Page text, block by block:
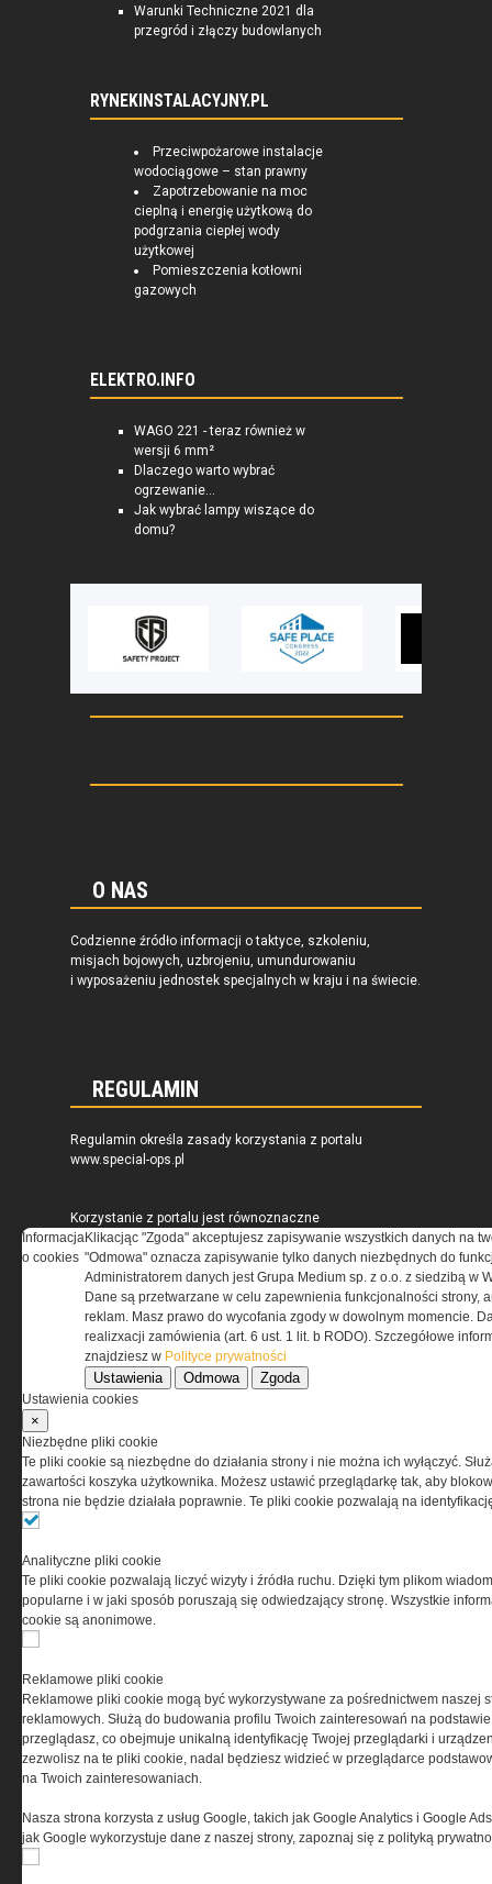
Warunki Techniczne 2021 dla
przegród i złączy budowlanych
RYNEKINSTALACYJNY.PL
Przeciwpożarowe instalacje
wodociągowe – stan prawny
Zapotrzebowanie na moc
cieplną i energię użytkową do
podgrzania ciepłej wody
użytkowej
Pomieszczenia kotłowni
gazowych
ELEKTRO.INFO
WAGO 221 - teraz również w
wersji 6 mm²
Dlaczego warto wybrać
ogrzewanie...
Jak wybrać lampy wiszące do
domu?
O NAS
Codzienne źródło informacji o taktyce, szkoleniu,
misjach bojowych, uzbrojeniu, umundurowaniu
i wyposażeniu jednostek specjalnych w kraju i na świecie.
REGULAMIN
Regulamin określa zasady korzystania z portalu
www.special-ops.pl
Korzystanie z portalu jest równoznaczne
z zaakceptowaniem warunków ustanowionych
przez Grupa MEDIUM Spółka z ograniczoną
odpowiedzialnością Spółka komandytowa, nr KRS:
0000537655, NIP 1132860378, REGON 146393437
(zwana dalej Grupa MEDIUM) w postaci Regulaminu.
Przeczytaj regulamin
PRYWATNOŚĆ
informacji na Twoim komputerze. Pliki cookies stosujemy
w celu świadczenia usług na najwyższym poziomie,
w tym w sposób dostosowany do indywidualnych potrzeb.
Korzystanie z witryny bez zmiany ustawień dotyczących
dokonać zmiany ustawień przeglądarki dotyczących
cookies. Nim Państwo zaczną korzystać z naszego
serwisu prosimy o zapoznanie się z nasząpolityką
prywatnościoraz informacją o cookies.
Informacja
o cookies
Klikacjąc "Zgoda" akceptujesz zapisywanie wszystkich danych na
"Odmowa" oznacza zapisywanie tylko danych niezbędnych do
Administratorem danych jest Grupa Medium sp. z o.o. z siedzibą w
Dane są przetwarzane w celu zapewnienia funkcjonalności strony,
reklam. Masz prawo do wycofania zgody w dowolnym momencie.
realizxacji zamówienia (art. 6 ust. 1 lit. b RODO). Szczegółowe
znajdziesz w Polityce prywatności
Ustawienia Odmowa Zgoda
Ustawienia cookies
×
Niezbędne pliki cookie
Te pliki cookie są niezbędne do działania strony i nie można ich wyłączyć.
zawartości koszyka użytkownika. Możesz ustawić przeglądarkę tak, aby
strona nie będzie działała poprawnie. Te pliki cookie pozwalają na
Analityczne pliki cookie
Te pliki cookie pozwalają liczyć wizyty i źródła ruchu. Dzięki tym plikom
popularne i w jaki sposób poruszają się odwiedzający stronę. Wszystkie
cookie są anonimowe.
Reklamowe pliki cookie
Reklamowe pliki cookie mogą być wykorzystywane za pośrednictwem naszej
reklamowych. Służą do budowania profilu Twoich zainteresowań na
przeglądasz, co obejmuje unikalną identyfikację Twojej przeglądarki i
zezwolisz na te pliki cookie, nadal będziesz widzieć w przeglądarce
na Twoich zainteresowaniach.
Nasza strona korzysta z usług Google, takich jak Google Analytics i Google
jak Google wykorzystuje dane z naszej strony, zapoznaj się z polityką